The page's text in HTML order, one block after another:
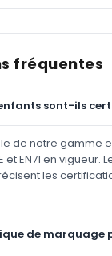
fréquentes
sont-ils
de notre gamme
et EN71 en vigueur.
les
de marquage